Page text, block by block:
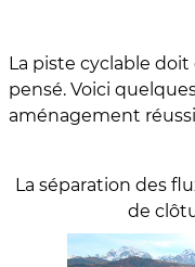
La piste cyclable
pensé. Voici
aménagement
La séparation des
de